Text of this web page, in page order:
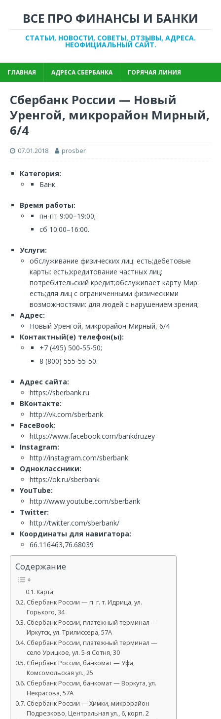
ВСЕ ПРО ФИНАНСЫ И БАНКИ
СТАТЬИ, НОВОСТИ, СОВЕТЫ, ОТЗЫВЫ, АДРЕСА.
НЕОФИЦИАЛЬНЫЙ САЙТ.
ГЛАВНАЯ АДРЕСА СБЕРБАНКА ГОРЯЧАЯ ЛИНИЯ
Сбербанк России — Новый
Уренгой, микрорайон Мирный,
6/4
07.01.2018 prosber
Категория:
Банк.
Время работы:
пн-пт 9:00–19:00;
сб 10:00–16:00.
Услуги:
обслуживание физических лиц: есть;дебетовые
карты: есть;кредитование частных лиц:
потребительский кредит;обслуживает карту Мир:
есть;для лиц с ограниченными физическими
возможностями: для людей с нарушением зрения;
Адрес:
Новый Уренгой, микрорайон Мирный, 6/4
Контактный(е) телефон(ы):
+7 (495) 500-55-50;
8 (800) 555-55-50.
Адрес сайта:
https://sberbank.ru
ВКонтакте:
http://vk.com/sberbank
FaceBook:
https://www.facebook.com/bankdruzey
Instagram:
http://instagram.com/sberbank
Одноклассники:
https://ok.ru/sberbank
YouTube:
http://www.youtube.com/sberbank
Twitter:
http://twitter.com/sberbank/
Координаты для навигатора:
66.116463,76.68039
Содержание
Карта:
Сбербанк России — п. г. т. Идрица, ул.
Горького, 34
Сбербанк России, платежный терминал —
Иркутск, ул. Трилиссера, 57А
Сбербанк России, платежный терминал —
село Урицкое, ул. 5-я Сотня, 30
Сбербанк России, банкомат — Уфа,
Комсомольская ул., 25
Сбербанк России, банкомат — Воркута, ул.
Некрасова, 57А
Сбербанк России — Химки, микрорайон
Подрезково, Центральная ул., 6, корп. 2